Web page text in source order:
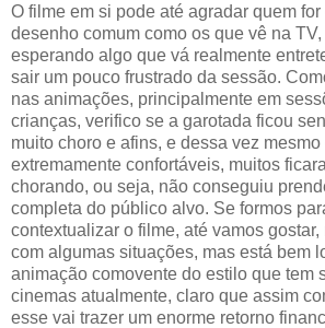
O filme em si pode até agradar quem
desenho comum como os que vê na
esperando algo que vá realmente
sair um pouco frustrado da sessão.
nas animações, principalmente em
crianças, verifico se a garotada ficou
muito choro e afins, e dessa vez
extremamente confortáveis, muitos
chorando, ou seja, não conseguiu
completa do público alvo. Se formos
contextualizar o filme, até vamos
com algumas situações, mas está bem
animação comovente do estilo que tem
cinemas atualmente, claro que assim
esse vai trazer um enorme retorno